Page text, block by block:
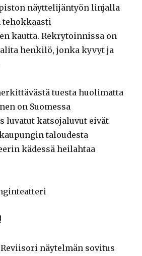
näyttelijäntyön linjalla
tehokkaasti
kautta. Rekrytoinnissa on
henkilö, jonka kyvyt ja
tuesta huolimatta
on Suomessa
luvatut katsojaluvut eivät
taloudesta
kädessä heilahtaa
näytelmän sovitus